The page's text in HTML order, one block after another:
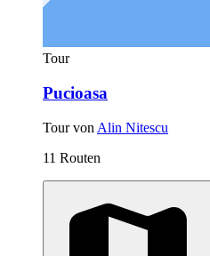
Tour
Pucioasa
Tour von Alin Nitescu
11 Routen